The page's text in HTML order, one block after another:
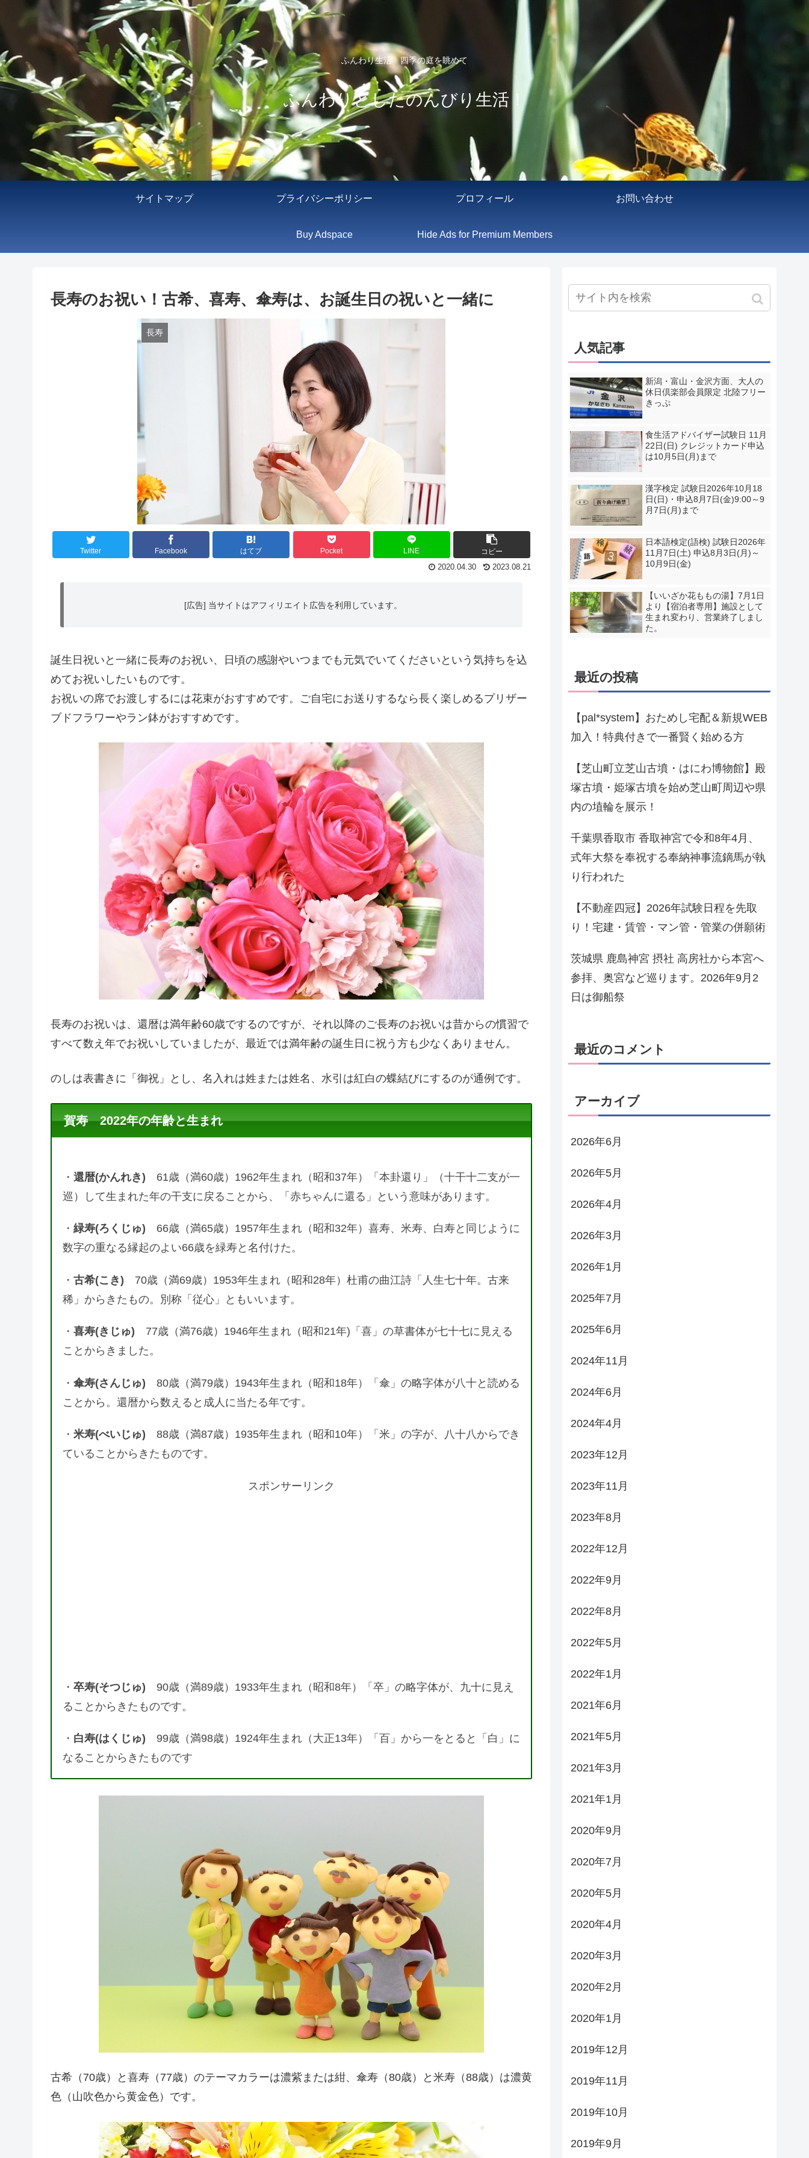
ふんわり生活 四季の庭を眺めて
ふんわりとしたのんびり生活！
サイトマップ プライバシーポリシー プロフィール お問い合わせ
Buy Adspace Hide Ads for Premium Members
長寿のお祝い！古希、喜寿、傘寿は、お誕生日の祝いと一緒に
長寿
Twitter Facebook はてブ Pocket LINE
コピー
2023.08.21
2020.04.30
[広告] 当サイトはアフィリエイト広告を利用しています。
誕生日祝いと一緒に長寿のお祝い、日頃の感謝やいつまでも元気でいてくださいという気持ちを込
めてお祝いしたいものです。
お祝いの席でお渡しするには花束がおすすめです。ご自宅にお送りするなら長く楽しめるプリザー
ブドフラワーやラン鉢がおすすめです。
長寿のお祝いは、還暦は満年齢60歳でするのですが、それ以降のご長寿のお祝いは昔からの慣習で
すべて数え年でお祝いしていましたが、最近では満年齢の誕生日に祝う方も少なくありません。
のしは表書きに「御祝」とし、名入れは姓または姓名、水引は紅白の蝶結びにするのが通例です。
賀寿 2022年の年齢と生まれ
・ 還暦(かんれき) 61歳（満60歳）1962年生まれ（昭和37年）「本卦還り」（十干十二支が一
巡）して生まれた年の干支に戻ることから、「赤ちゃんに還る」という意味があります。
・ 緑寿(ろくじゅ) 66歳（満65歳）1957年生まれ（昭和32年）喜寿、米寿、白寿と同じように
数字の重なる縁起のよい66歳を緑寿と名付けた。
・ 古希(こき) 70歳（満69歳）1953年生まれ（昭和28年）杜甫の曲江詩「人生七十年。古来
稀」からきたもの。別称「従心」ともいいます。
・ 喜寿(きじゅ) 77歳（満76歳）1946年生まれ（昭和21年)「喜」の草書体が七十七に見える
ことからきました。
・ 傘寿(さんじゅ) 80歳（満79歳）1943年生まれ（昭和18年）「傘」の略字体が八十と読める
ことから。還暦から数えると成人に当たる年です。
・ 米寿(べいじゅ) 88歳（満87歳）1935年生まれ（昭和10年）「米」の字が、八十八からでき
ていることからきたものです。
スポンサーリンク
・ 卒寿(そつじゅ) 90歳（満89歳）1933年生まれ（昭和8年）「卒」の略字体が、九十に見え
ることからきたものです。
・ 白寿(はくじゅ) 99歳（満98歳）1924年生まれ（大正13年）「百」から一をとると「白」に
なることからきたものです
古希（70歳）と喜寿（77歳）のテーマカラーは濃紫または紺、傘寿（80歳）と米寿（88歳）は濃黄
色（山吹色から黄金色）です。
人気記事
新潟・富山・金沢方面、大人の
休日倶楽部会員限定 北陸フリー
きっぷ
食生活アドバイザー試験日 11月
22日(日) クレジットカード申込
は10月5日(月)まで
漢字検定 試験日2026年10月18
日(日)・申込8月7日(金)9:00～9
月7日(月)まで
日本語検定(語検) 試験日2026年
11月7日(土) 申込8月3日(月)～
10月9日(金)
【いいざか花ももの湯】7月1日
より【宿泊者専用】施設として
生まれ変わり、営業終了しまし
た。
最近の投稿
【pal*system】おためし宅配＆新規WEB
加入！特典付きで一番賢く始める方
【芝山町立芝山古墳・はにわ博物館】殿
塚古墳・姫塚古墳を始め芝山町周辺や県
内の埴輪を展示！
千葉県香取市 香取神宮で令和8年4月、
式年大祭を奉祝する奉納神事流鏑馬が執
り行われた
【不動産四冠】2026年試験日程を先取
り！宅建・賃管・マン管・管業の併願術
茨城県 鹿島神宮 摂社 高房社から本宮へ
参拝、奥宮など巡ります。2026年9月2
日は御船祭
最近のコメント
アーカイブ
2026年6月
2026年5月
2026年4月
2026年3月
2026年1月
2025年7月
2025年6月
2024年11月
2024年6月
2024年4月
2023年12月
2023年11月
2023年8月
2022年12月
2022年9月
2022年8月
2022年5月
2022年1月
2021年6月
2021年5月
2021年3月
2021年1月
2020年9月
2020年7月
2020年5月
2020年4月
2020年3月
2020年2月
2020年1月
2019年12月
2019年11月
2019年10月
2019年9月